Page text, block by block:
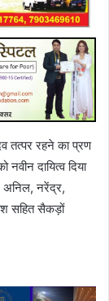
तत्पर रहने का प्रण
दायित्व दिया
अनिल, नरेंद्र,
सहित सैकड़ों